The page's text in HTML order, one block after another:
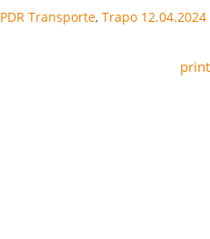
PDR Transporte,Trapo 12.04.2024
print